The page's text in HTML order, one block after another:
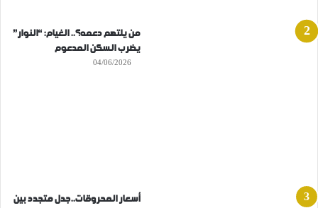
من يلتهم دعمه؟.. الغيام: “النوار”
يضرب السكن المدعوم
04/06/2026
أسعار المحروقات..جدل متجدد بين